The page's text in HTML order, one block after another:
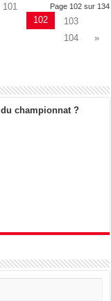
Page 102 sur 134
101
102
103
104
»
championnat ?